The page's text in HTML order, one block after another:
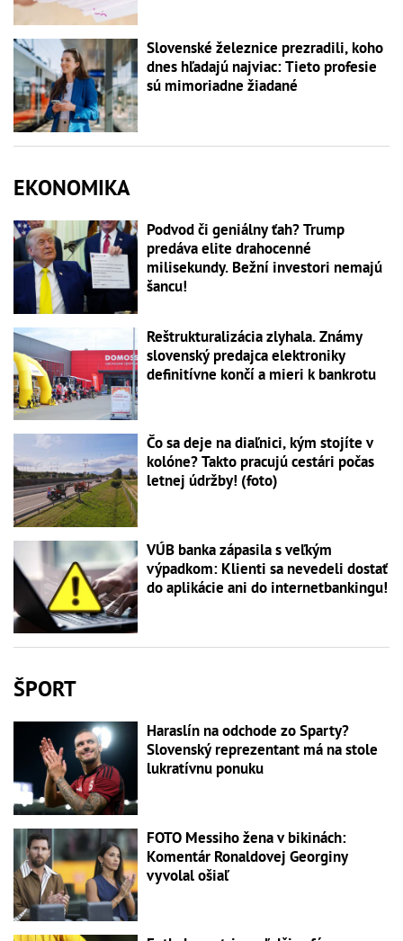
Slovenské železnice prezradili, koho
dnes hľadajú najviac: Tieto profesie
sú mimoriadne žiadané
EKONOMIKA
Podvod či geniálny ťah? Trump
predáva elite drahocenné
milisekundy. Bežní investori nemajú
šancu!
Reštrukturalizácia zlyhala. Známy
slovenský predajca elektroniky
definitívne končí a mieri k bankrotu
Čo sa deje na diaľnici, kým stojíte v
kolóne? Takto pracujú cestári počas
letnej údržby! (foto)
VÚB banka zápasila s veľkým
výpadkom: Klienti sa nevedeli dostať
do aplikácie ani do internetbankingu!
ŠPORT
Haraslín na odchode zo Sparty?
Slovenský reprezentant má na stole
lukratívnu ponuku
FOTO Messiho žena v bikinách:
Komentár Ronaldovej Georginy
vyvolal ošiaľ